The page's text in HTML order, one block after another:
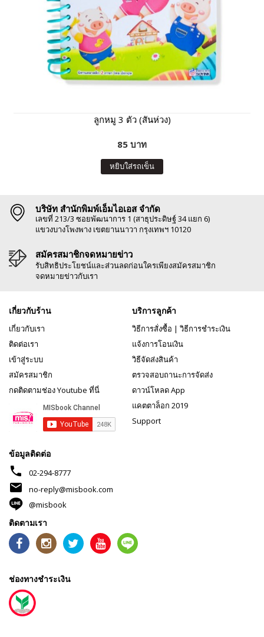
ลูกหมู 3 ตัว (สันห่วง)
85 บาท
หยิบใส่รถเข็น
บริษัท สำนักพิมพ์เอ็มไอเอส จำกัด
เลขที่ 213/3 ซอยพัฒนาการ 1 (สาธุประดิษฐ์ 34 แยก 6)
แขวงบางโพงพาง เขตยานนาวา กรุงเทพฯ 10120
สมัครสมาชิกจดหมายข่าว
รับสิทธิประโยชน์และส่วนลดก่อนใครเพียงสมัครสมาชิก
จดหมายข่าวกับเรา
เกี่ยวกับร้าน
เกี่ยวกับเรา
ติดต่อเรา
เข้าสู่ระบบ
สมัครสมาชิก
กดติดตามช่อง Youtube ที่นี่
บริการลูกค้า
วิธีการสั่งซื้อ | วิธีการชำระเงิน
แจ้งการโอนเงิน
วิธีจัดส่งสินค้า
ตรวจสอบถานะการจัดส่ง
ดาวน์โหลด App
แคตตาล็อก 2019
Support
ข้อมูลติดต่อ
phone 02-294-8777
mail
no-reply@misbook.com
@misbook
ติดตามเรา
ช่องทางชำระเงิน